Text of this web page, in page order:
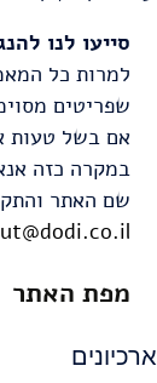
סייעו לנו
למרות כל
שפריטים
אם בשל טעות
במקרה כזה
שם האתר
מפת האתר
ארכיונים